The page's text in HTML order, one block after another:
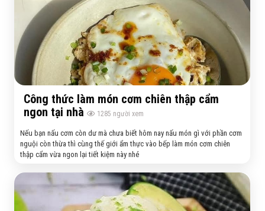
Công thức làm món cơm chiên thập cẩm
ngon tại nhà
1285 người xem
Nếu bạn nấu cơm còn dư mà chưa biết hôm nay nấu món gì với phần cơm
nguội còn thừa thì cùng thế giới ẩm thực vào bếp làm món cơm chiên
thập cẩm vừa ngon lại tiết kiệm này nhé